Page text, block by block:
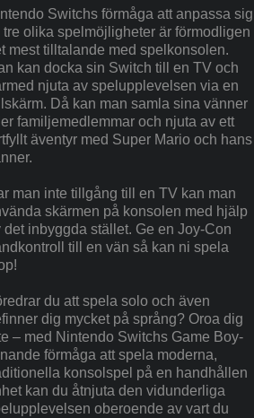
Switchs förmåga att anpassa sig
tre olika spelmöjligheter är förmodligen
mest tilltalande med spelkonsolen.
kan docka sin Switch till en TV och
njuta av spelupplevelsen via en
Då kan man samla sina vänner
familjemedlemmar och njuta av ett
äventyr med Super Mario och hans
man inte tillgång till en TV kan man
skärmen på konsolen med hjälp
det inbyggda stället. Ge en Joy-Con
till en vän så kan ni spela
du att spela solo och även
dig mycket på språng? Oroa dig
– med Nintendo Switchs Game Boy-
förmåga att spela moderna,
konsolspel på en handhållen
kan du åtnjuta den vidunderliga
oberoende av vart du